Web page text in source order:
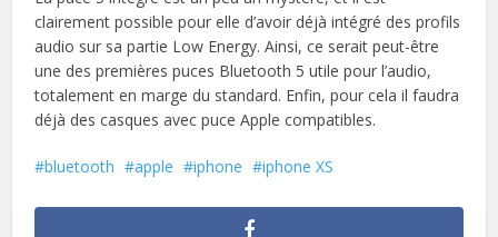
clairement possible pour elle d’avoir déjà intégré des profils
audio sur sa partie Low Energy. Ainsi, ce serait peut-être
une des premières puces Bluetooth 5 utile pour l’audio,
totalement en marge du standard. Enfin, pour cela il faudra
déjà des casques avec puce Apple compatibles.
bluetooth apple iphone iphone XS